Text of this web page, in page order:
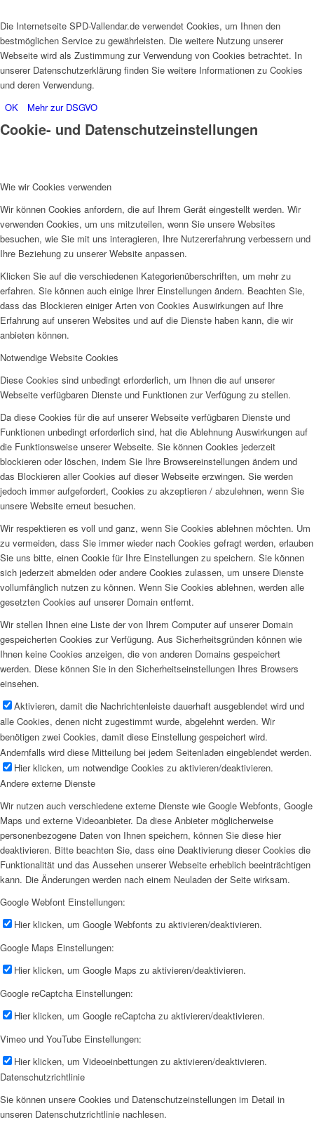
Die Internetseite SPD-Vallendar.de verwendet Cookies, um Ihnen den
bestmöglichen Service zu gewährleisten. Die weitere Nutzung unserer
Webseite wird als Zustimmung zur Verwendung von Cookies betrachtet. In
unserer Datenschutzerklärung finden Sie weitere Informationen zu Cookies
und deren Verwendung.
OK
Mehr zur DSGVO
Cookie- und Datenschutzeinstellungen
Wie wir Cookies verwenden
Wir können Cookies anfordern, die auf Ihrem Gerät eingestellt werden. Wir
verwenden Cookies, um uns mitzuteilen, wenn Sie unsere Websites
besuchen, wie Sie mit uns interagieren, Ihre Nutzererfahrung verbessern und
Ihre Beziehung zu unserer Website anpassen.
Klicken Sie auf die verschiedenen Kategorienüberschriften, um mehr zu
erfahren. Sie können auch einige Ihrer Einstellungen ändern. Beachten Sie,
dass das Blockieren einiger Arten von Cookies Auswirkungen auf Ihre
Erfahrung auf unseren Websites und auf die Dienste haben kann, die wir
anbieten können.
Notwendige Website Cookies
Diese Cookies sind unbedingt erforderlich, um Ihnen die auf unserer
Webseite verfügbaren Dienste und Funktionen zur Verfügung zu stellen.
Da diese Cookies für die auf unserer Webseite verfügbaren Dienste und
Funktionen unbedingt erforderlich sind, hat die Ablehnung Auswirkungen auf
die Funktionsweise unserer Webseite. Sie können Cookies jederzeit
blockieren oder löschen, indem Sie Ihre Browsereinstellungen ändern und
das Blockieren aller Cookies auf dieser Webseite erzwingen. Sie werden
jedoch immer aufgefordert, Cookies zu akzeptieren / abzulehnen, wenn Sie
unsere Website erneut besuchen.
Wir respektieren es voll und ganz, wenn Sie Cookies ablehnen möchten. Um
zu vermeiden, dass Sie immer wieder nach Cookies gefragt werden, erlauben
Sie uns bitte, einen Cookie für Ihre Einstellungen zu speichern. Sie können
sich jederzeit abmelden oder andere Cookies zulassen, um unsere Dienste
vollumfänglich nutzen zu können. Wenn Sie Cookies ablehnen, werden alle
gesetzten Cookies auf unserer Domain entfernt.
Wir stellen Ihnen eine Liste der von Ihrem Computer auf unserer Domain
gespeicherten Cookies zur Verfügung. Aus Sicherheitsgründen können wie
Ihnen keine Cookies anzeigen, die von anderen Domains gespeichert
werden. Diese können Sie in den Sicherheitseinstellungen Ihres Browsers
einsehen.
Aktivieren, damit die Nachrichtenleiste dauerhaft ausgeblendet wird und
alle Cookies, denen nicht zugestimmt wurde, abgelehnt werden. Wir
benötigen zwei Cookies, damit diese Einstellung gespeichert wird.
Andernfalls wird diese Mitteilung bei jedem Seitenladen eingeblendet werden.
Hier klicken, um notwendige Cookies zu aktivieren/deaktivieren.
Andere externe Dienste
Wir nutzen auch verschiedene externe Dienste wie Google Webfonts, Google
Maps und externe Videoanbieter. Da diese Anbieter möglicherweise
personenbezogene Daten von Ihnen speichern, können Sie diese hier
deaktivieren. Bitte beachten Sie, dass eine Deaktivierung dieser Cookies die
Funktionalität und das Aussehen unserer Webseite erheblich beeinträchtigen
kann. Die Änderungen werden nach einem Neuladen der Seite wirksam.
Google Webfont Einstellungen:
Hier klicken, um Google Webfonts zu aktivieren/deaktivieren.
Google Maps Einstellungen:
Hier klicken, um Google Maps zu aktivieren/deaktivieren.
Google reCaptcha Einstellungen:
Hier klicken, um Google reCaptcha zu aktivieren/deaktivieren.
Vimeo und YouTube Einstellungen:
Hier klicken, um Videoeinbettungen zu aktivieren/deaktivieren.
Datenschutzrichtlinie
Sie können unsere Cookies und Datenschutzeinstellungen im Detail in
unseren Datenschutzrichtlinie nachlesen.